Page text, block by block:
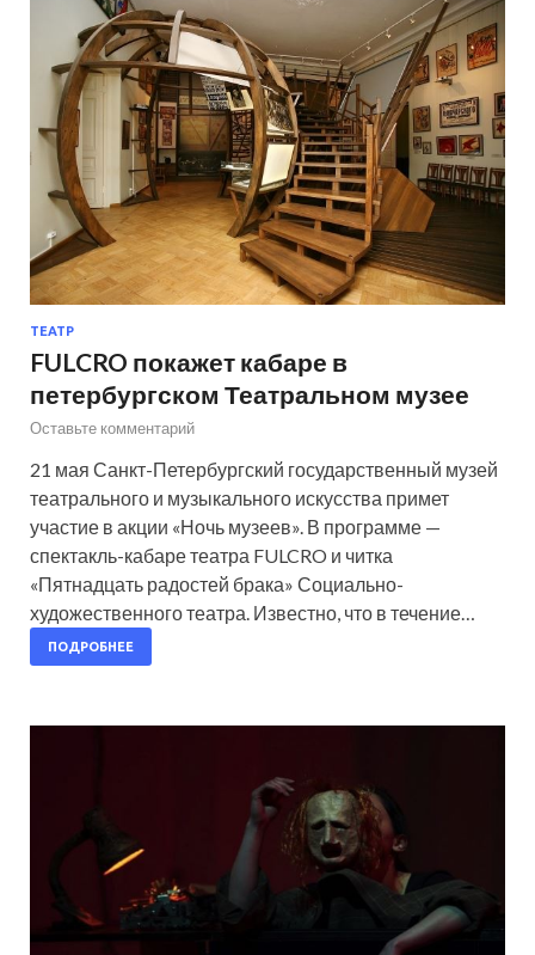
ТЕАТР
FULCRO покажет кабаре в
петербургском Театральном музее
Оставьте комментарий
21 мая Санкт-Петербургский государственный музей
театрального и музыкального искусства примет
участие в акции «Ночь музеев». В программе —
спектакль-кабаре театра FULCRO и читка
«Пятнадцать радостей брака» Социально-
художественного театра. Известно, что в течение…
ПОДРОБНЕЕ